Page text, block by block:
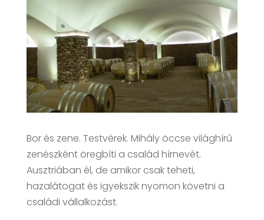
Bor és zene. Testvérek. Mihály öccse világhírű
zenészként öregbíti a család hírnevét.
Ausztriában él, de amikor csak teheti,
hazalátogat és igyekszik nyomon követni a
családi vállalkozást.